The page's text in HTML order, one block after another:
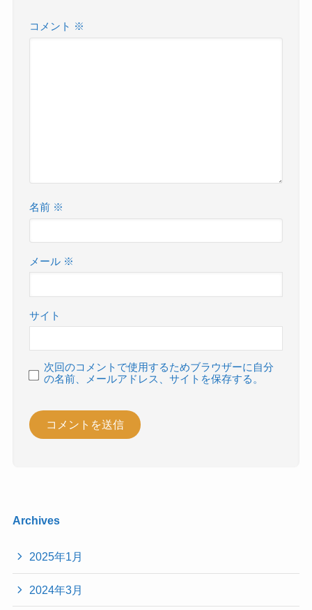
コメント ※
名前 ※
メール ※
サイト
次回のコメントで使用するためブラウザーに自分
の名前、メールアドレス、サイトを保存する。
Archives
2025年1月
2024年3月